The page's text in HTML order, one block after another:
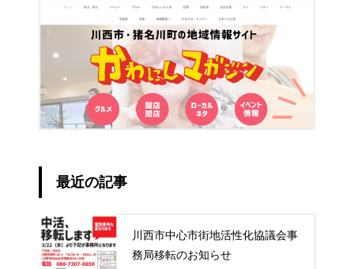
最近の記事
川西市中心市街地活性化協議会事
務局移転のお知らせ